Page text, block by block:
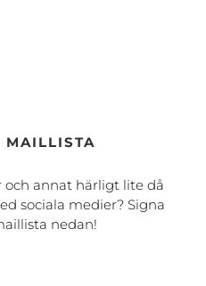
MAILLISTA
och annat härligt lite då
sociala medier? Signa
nedan!